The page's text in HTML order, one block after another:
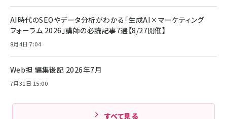
Amazonランキングをもっと見る
Anker PowerLine III Flow USB-C & USB-C
ケーブル Anker絡まないケーブル 240W 結束バン
ド付き USB PD対応 シリコン素材採用 iPhone
17 / 16 / 15 / Galaxy iPad Pro MacBook
Amazonランキングをもっと見る
キャンペーン】
￥4,857
AI時代のSEOやデータ分析がわかる「生成AI×マーケティング
フォーラム 2026」講師の必読記事7選【8/27開催】
8月4日 7:04
Web担 編集後記 2026年7月
7月31日 15:00
すべて見る